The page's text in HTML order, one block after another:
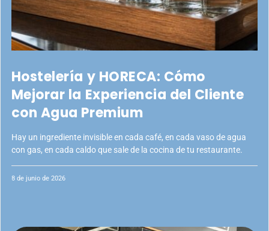
Hostelería y HORECA: Cómo
Mejorar la Experiencia del Cliente
con Agua Premium
Hay un ingrediente invisible en cada café, en cada vaso de agua
con gas, en cada caldo que sale de la cocina de tu restaurante.
8 de junio de 2026